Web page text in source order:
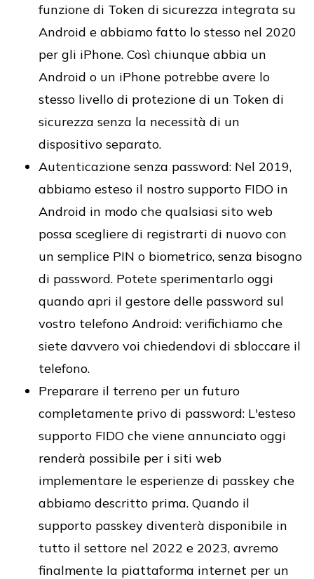
funzione di Token di sicurezza integrata su
Android e abbiamo fatto lo stesso nel 2020
per gli iPhone. Così chiunque abbia un
Android o un iPhone potrebbe avere lo
stesso livello di protezione di un Token di
sicurezza senza la necessità di un
dispositivo separato.
Autenticazione senza password: Nel 2019,
abbiamo esteso il nostro supporto FIDO in
Android in modo che qualsiasi sito web
possa scegliere di registrarti di nuovo con
un semplice PIN o biometrico, senza bisogno
di password. Potete sperimentarlo oggi
quando apri il gestore delle password sul
vostro telefono Android: verifichiamo che
siete davvero voi chiedendovi di sbloccare il
telefono.
​​Preparare il terreno per un futuro
completamente privo di password: L'esteso
supporto FIDO che viene annunciato oggi
renderà possibile per i siti web
implementare le esperienze di passkey che
abbiamo descritto prima. Quando il
supporto passkey diventerà disponibile in
tutto il settore nel 2022 e 2023, avremo
finalmente la piattaforma internet per un